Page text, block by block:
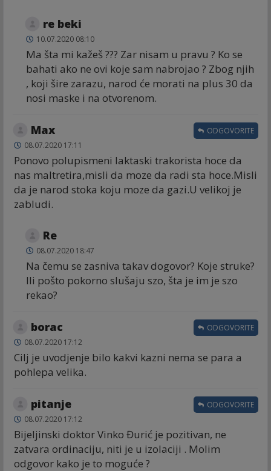
re beki
10.07.2020 08:10
Ma šta mi kažeš ??? Zar nisam u pravu ? Ko se
bahati ako ne ovi koje sam nabrojao ? Zbog njih
, koji šire zarazu, narod će morati na plus 30 da
nosi maske i na otvorenom.
Max
08.07.2020 17:11
Ponovo polupismeni laktaski trakorista hoce da
nas maltretira,misli da moze da radi sta hoce.Misli
da je narod stoka koju moze da gazi.U velikoj je
zabludi.
ODGOVORITE
Re
08.07.2020 18:47
Na čemu se zasniva takav dogovor? Koje struke?
Ili pošto pokorno slušaju szo, šta je im je szo
rekao?
borac
08.07.2020 17:12
Cilj je uvodjenje bilo kakvi kazni nema se para a
pohlepa velika.
ODGOVORITE
pitanje
08.07.2020 17:12
Bijeljinski doktor Vinko Đurić je pozitivan, ne
zatvara ordinaciju, niti je u izolaciji . Molim
odgovor kako je to moguće ?
ODGOVORITE